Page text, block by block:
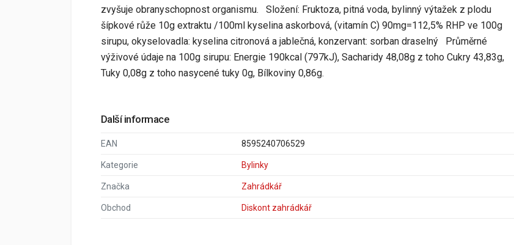
zvyšuje obranyschopnost organismu. Složení: Fruktoza, pitná voda, bylinný výtažek z plodu
šípkové růže 10g extraktu /100ml kyselina askorbová, (vitamín C) 90mg=112,5% RHP ve 100g
sirupu, okyselovadla: kyselina citronová a jablečná, konzervant: sorban draselný Průměrné
výživové údaje na 100g sirupu: Energie 190kcal (797kJ), Sacharidy 48,08g z toho Cukry 43,83g,
Tuky 0,08g z toho nasycené tuky 0g, Bílkoviny 0,86g.
Další informace
EAN 8595240706529
Kategorie Bylinky
Značka Zahrádkář
Obchod Diskont zahrádkář